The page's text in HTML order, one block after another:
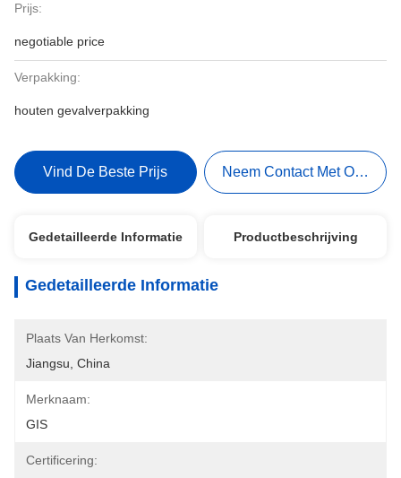
Prijs:
negotiable price
Verpakking:
houten gevalverpakking
Vind De Beste Prijs Neem Contact Met Ons Op
Gedetailleerde Informatie Productbeschrijving
Gedetailleerde Informatie
Plaats Van Herkomst:
Jiangsu, China
Merknaam:
GIS
Certificering: